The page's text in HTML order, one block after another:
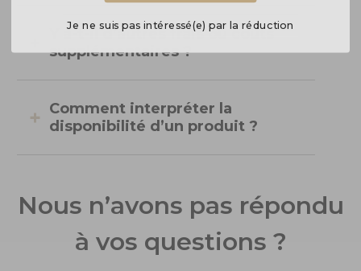
Y a-t-il d’autres frais ou coûts
supplémentaires ?
Comment interpréter la
disponibilité d’un produit ?
Nous n’avons pas répondu
à vos questions ?
Je ne suis pas intéressé(e) par la réduction